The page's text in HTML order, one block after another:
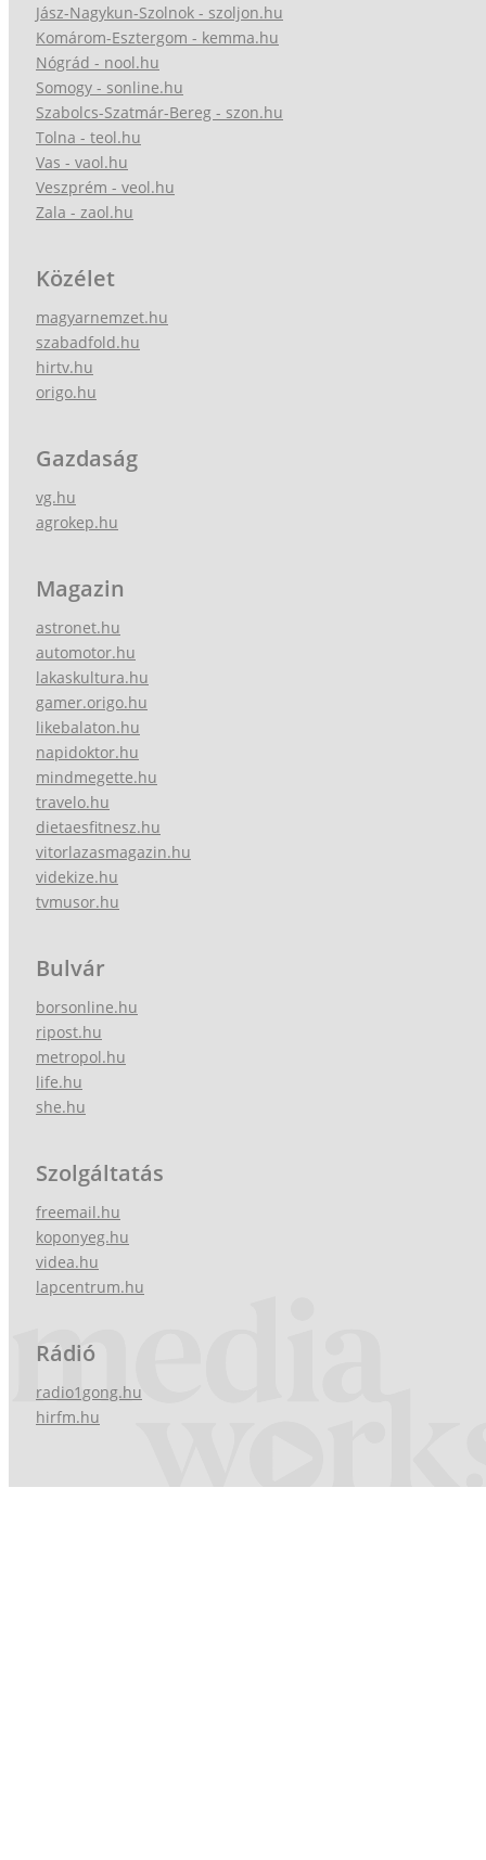
Jász-Nagykun-Szolnok - szoljon.hu
Komárom-Esztergom - kemma.hu
Nógrád - nool.hu
Somogy - sonline.hu
Szabolcs-Szatmár-Bereg - szon.hu
Tolna - teol.hu
Vas - vaol.hu
Veszprém - veol.hu
Zala - zaol.hu
Közélet
magyarnemzet.hu
szabadfold.hu
hirtv.hu
origo.hu
Gazdaság
vg.hu
agrokep.hu
Magazin
astronet.hu
automotor.hu
lakaskultura.hu
gamer.origo.hu
likebalaton.hu
napidoktor.hu
mindmegette.hu
travelo.hu
dietaesfitnesz.hu
vitorlazasmagazin.hu
videkize.hu
tvmusor.hu
Bulvár
borsonline.hu
ripost.hu
metropol.hu
life.hu
she.hu
Szolgáltatás
freemail.hu
koponyeg.hu
videa.hu
lapcentrum.hu
Rádió
radio1gong.hu
hirfm.hu